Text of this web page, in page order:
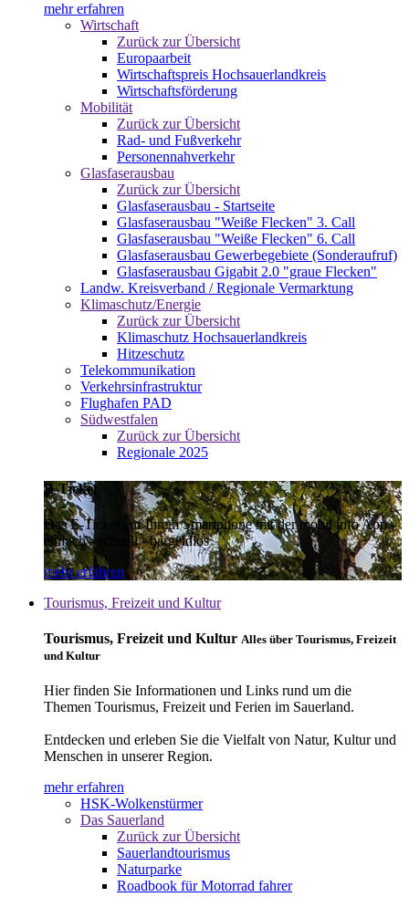
mehr erfahren
Wirtschaft
Zurück zur Übersicht
Europaarbeit
Wirtschaftspreis Hochsauerlandkreis
Wirtschaftsförderung
Mobilität
Zurück zur Übersicht
Rad- und Fußverkehr
Personennahverkehr
Glasfaserausbau
Zurück zur Übersicht
Glasfaserausbau - Startseite
Glasfaserausbau "Weiße Flecken" 3. Call
Glasfaserausbau "Weiße Flecken" 6. Call
Glasfaserausbau Gewerbegebiete (Sonderaufruf)
Glasfaserausbau Gigabit 2.0 "graue Flecken"
Landw. Kreisverband / Regionale Vermarktung
Klimaschutz/Energie
Zurück zur Übersicht
Klimaschutz Hochsauerlandkreis
Hitzeschutz
Telekommunikation
Verkehrsinfrastruktur
Flughafen PAD
Südwestfalen
Zurück zur Übersicht
Regionale 2025
E-Ticket
Das E-Ticket auf Ihrem Smartphone mit der mobil info App -
einfach - schnell - bargeldlos
mehr erfahren
Tourismus, Freizeit und Kultur
Tourismus, Freizeit und Kultur Alles über Tourismus, Freizeit
und Kultur
Hier finden Sie Informationen und Links rund um die
Themen Tourismus, Freizeit und Ferien im Sauerland.
Entdecken und erleben Sie die Vielfalt von Natur, Kultur und
Menschen in unserer Region.
mehr erfahren
HSK-Wolkenstürmer
Das Sauerland
Zurück zur Übersicht
Sauerlandtourismus
Naturparke
Roadbook für Motorrad fahrer